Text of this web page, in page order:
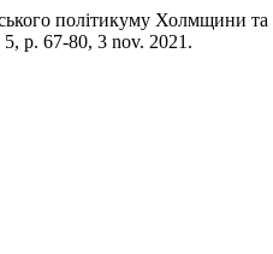
політикуму Холмщини
5, p. 67-80, 3 nov. 2021.